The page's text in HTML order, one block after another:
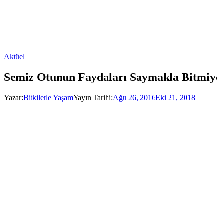
Aktüel
Semiz Otunun Faydaları Saymakla
Yazar:Bitkilerle YaşamYayın Tarihi:Ağu 26, 2016Eki 21, 2018